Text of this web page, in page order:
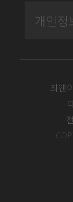
개인정
최앤